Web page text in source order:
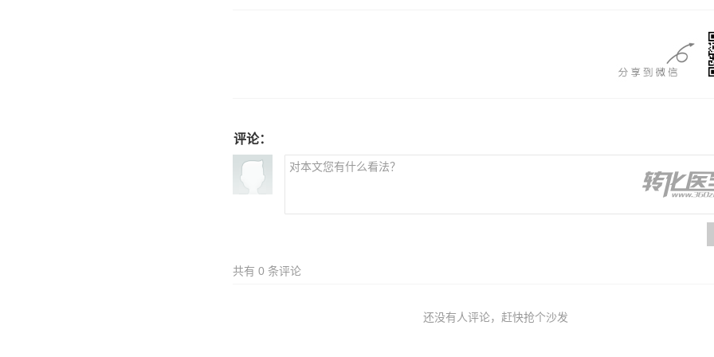
评论：
共有 0 条评论
还没有人评论，赶快抢个沙发